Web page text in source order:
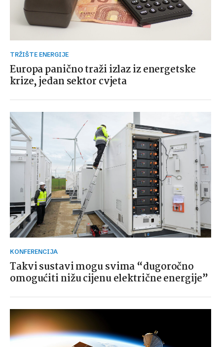
TRŽIŠTE ENERGIJE
Europa panično traži izlaz iz energetske
krize, jedan sektor cvjeta
KONFERENCIJA
Takvi sustavi mogu svima “dugoročno
omogućiti nižu cijenu električne energije”